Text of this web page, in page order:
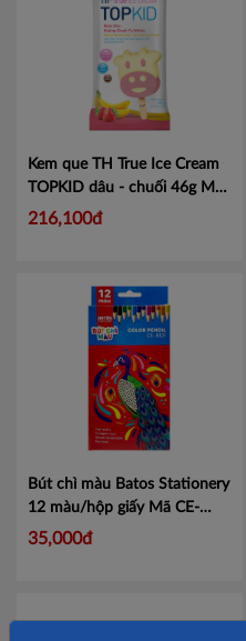
Kem que TH True Ice Cream
TOPKID dâu - chuối 46g Mã
456014343
216,100đ
Bút chì màu Batos Stationery
12 màu/hộp giấy Mã CE-
B121
35,000đ